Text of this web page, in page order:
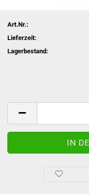
Art.Nr.:
Lieferzeit:
Lagerbestand: